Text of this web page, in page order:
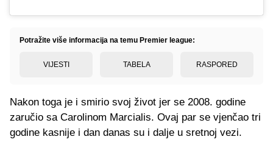
Potražite više informacija na temu Premier league:
VIJESTI TABELA RASPORED
Nakon toga je i smirio svoj život jer se 2008. godine
zaručio sa Carolinom Marcialis. Ovaj par se vjenčao tri
godine kasnije i dan danas su i dalje u sretnoj vezi.